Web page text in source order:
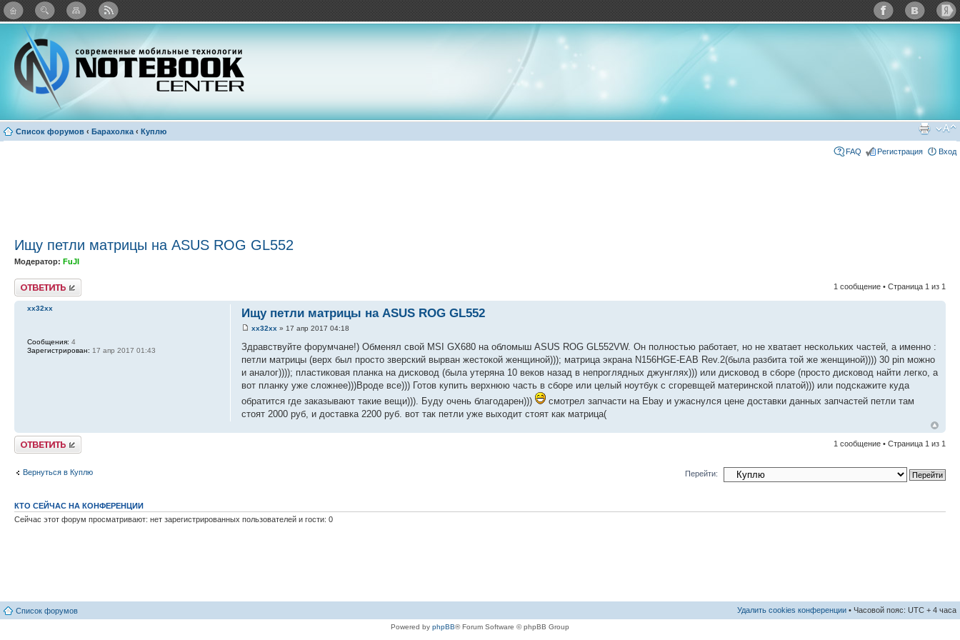
Список форумов ‹ Барахолка ‹ Куплю
FAQ Регистрация Вход
Ищу петли матрицы на ASUS ROG GL552
Модератор: FuJI
Ответить 1 сообщение • Страница 1 из 1
Ищу петли матрицы на ASUS ROG GL552
xx32xx » 17 апр 2017 04:18
Здравствуйте форумчане!) Обменял свой MSI GX680 на обломыш ASUS ROG GL552VW. Он полностью работает, но не хватает нескольких частей, а именно :
петли матрицы (верх был просто зверский вырван жестокой женщиной))); матрица экрана N156HGE-EAB Rev.2(была разбита той же женщиной)))) 30 pin можно
и аналог)))); пластиковая планка на дисковод (была утеряна 10 веков назад в непроглядных джунглях))) или дисковод в сборе (просто дисковод найти легко, а
вот планку уже сложнее)))Вроде все))) Готов купить верхнюю часть в сборе или целый ноутбук с сгоревщей материнской платой))) или подскажите куда
обратится где заказывают такие вещи))). Буду очень благодарен)))
смотрел запчасти на Ebay и ужаснулся цене доставки данных запчастей петли там
стоят 2000 руб, и доставка 2200 руб. вот так петли уже выходит стоят как матрица(
xx32xx
Сообщения: 4
Зарегистрирован: 17 апр 2017 01:43
Ответить 1 сообщение • Страница 1 из 1
Вернуться в Куплю Перейти:
КТО СЕЙЧАС НА КОНФЕРЕНЦИИ
Сейчас этот форум просматривают: нет зарегистрированных пользователей и гости: 0
Список форумов Удалить cookies конференции • Часовой пояс: UTC + 4 часа
Powered by phpBB® Forum Software © phpBB Group